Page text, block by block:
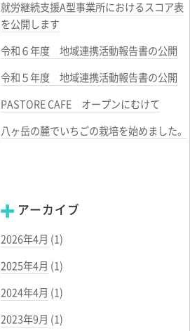
就労継続支援A型事業所におけるスコア表
を公開します
令和６年度 地域連携活動報告書の公開
令和５年度 地域連携活動報告書の公開
PASTORE CAFE オープンにむけて
八ヶ岳の麓でいちごの栽培を始めました。
アーカイブ
2026年4月 (1)
2025年4月 (1)
2024年4月 (1)
2023年9月 (1)